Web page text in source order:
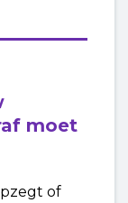
moet
of